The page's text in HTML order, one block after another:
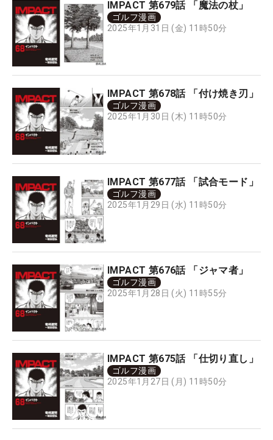
IMPACT 第679話 「魔法の杖」
ゴルフ漫画
2025年1月31日 (金) 11時50分
IMPACT 第678話 「付け焼き刃」
ゴルフ漫画
2025年1月30日 (木) 11時50分
IMPACT 第677話 「試合モード」
ゴルフ漫画
2025年1月29日 (水) 11時50分
IMPACT 第676話 「ジャマ者」
ゴルフ漫画
2025年1月28日 (火) 11時55分
IMPACT 第675話 「仕切り直し」
ゴルフ漫画
2025年1月27日 (月) 11時50分